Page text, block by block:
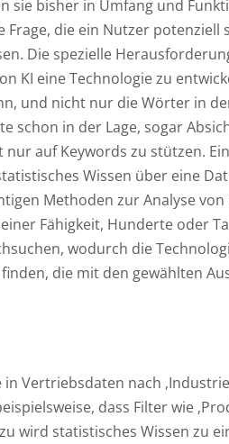
sie bisher in Umfang und
Frage, die ein Nutzer potenziell
Die spezielle
KI eine Technologie zu
und nicht nur die Wörter in
schon in der Lage, sogar
auf Keywords zu stützen.
Wissen über eine
Methoden zur Analyse
Fähigkeit, Hunderte oder
wodurch die
die mit den gewählten
in Vertriebsdaten nach
dass Filter wie
wird statistisches Wissen zu